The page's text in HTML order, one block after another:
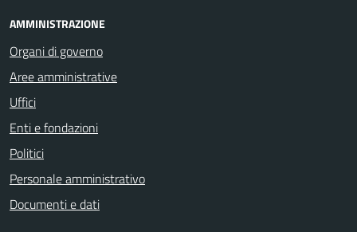
AMMINISTRAZIONE
Organi di governo
Aree amministrative
Uffici
Enti e fondazioni
Politici
Personale amministrativo
Documenti e dati